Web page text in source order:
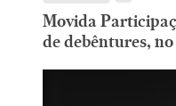
Movida
de debêntures,